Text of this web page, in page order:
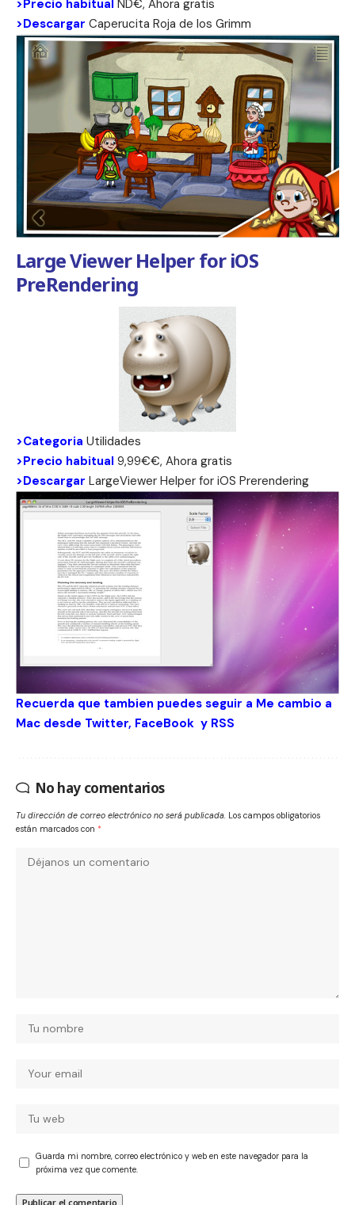
>Precio habitual ND€, Ahora gratis
>Descargar Caperucita Roja de los Grimm
Large Viewer Helper for iOS
PreRendering
>Categoria Utilidades
>Precio habitual 9,99€€, Ahora gratis
>Descargar LargeViewer Helper for iOS Prerendering
Recuerda que tambien puedes seguir a Me cambio a
Mac desde Twitter, FaceBook y RSS
No hay comentarios
Tu dirección de correo electrónico no será publicada. Los campos obligatorios
están marcados con *
Guarda mi nombre, correo electrónico y web en este navegador para la
próxima vez que comente.